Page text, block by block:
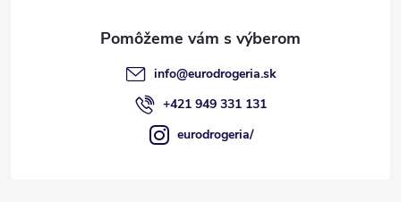
info@eurodrogeria.sk
+421 949 331 131
eurodrogeria/